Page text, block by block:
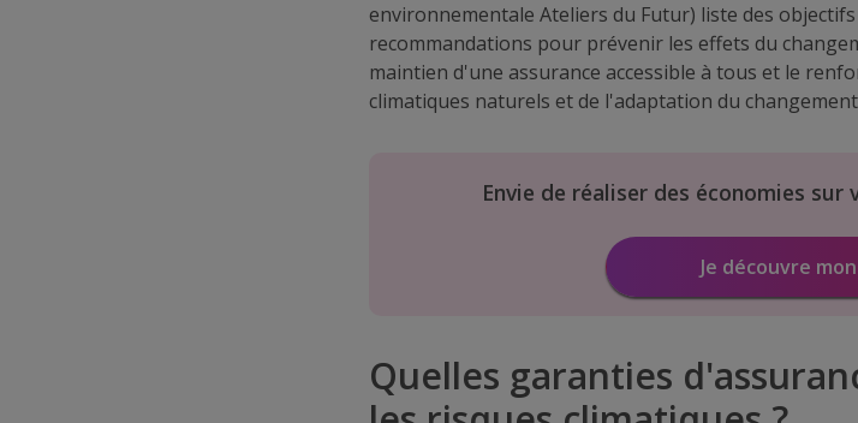
environnementale Ateliers du Futur) liste des
recommandations pour prévenir les effets du
maintien d'une assurance accessible à tous et le
climatiques naturels et de l'adaptation du
Envie de réaliser des économies
Je découvre
Quelles garanties